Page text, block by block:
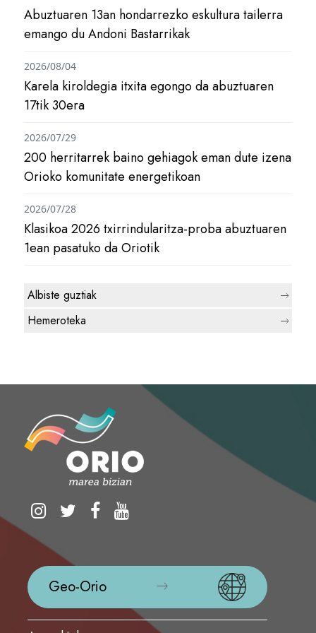
Abuztuaren 13an hondarrezko eskultura tailerra
emango du Andoni Bastarrikak
Karela kiroldegia itxita egongo da abuztuaren
17tik 30era
2026/08/04
200 herritarrek baino gehiagok eman dute izena
Orioko komunitate energetikoan
2026/07/29
Klasikoa 2026 txirrindularitza-proba abuztuaren
1ean pasatuko da Oriotik
2026/07/28
Albiste guztiak
Hemeroteka
Geo-Orio